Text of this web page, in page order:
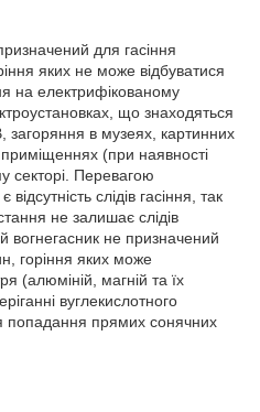
для гасіння
яких не може відбуватися
на електрифікованому
що знаходяться
загоряння в музеях, картинних
(при наявності
секторі. Перевагою
слідів гасіння, так
не залишає слідів
вогнегасник не призначений
горіння яких може
(алюміній, магній та їх
вуглекислотного
попадання прямих сонячних